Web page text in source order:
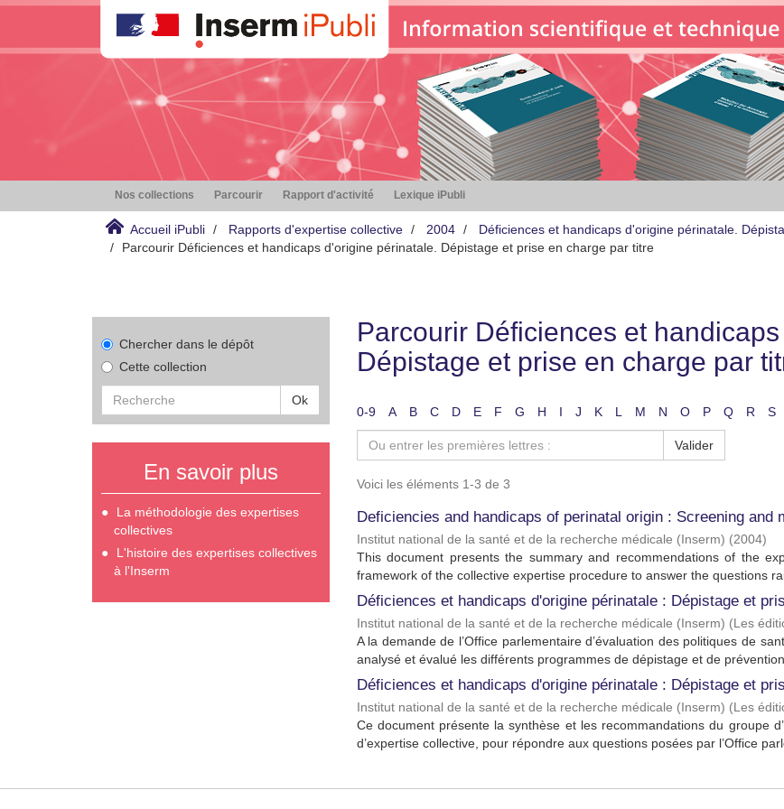
Nos collections Parcourir Rapport d'activité Lexique iPubli
Accueil iPubli Rapports d'expertise collective 2004
Déficiences et handicaps d'origine périnatale.
Parcourir Déficiences et handicaps d'origine périnatale. Dépistage et prise en charge par titre
Chercher dans le dépôt
Cette collection
Ok
En savoir plus
La méthodologie des expertises
collectives
L'histoire des expertises collectives
à l'Inserm
Parcourir Déficiences et
Dépistage et prise en charge par
0-9 A B C D E F G H I J K L M N O P Q R S
Valider
Voici les éléments 1-3 de 3
Deficiencies and handicaps of perinatal origin : Screening and
Institut national de la santé et de la recherche médicale (Inserm) (2004)
This document presents the summary and recommendations of the
framework of the collective expertise procedure to answer the questions
Déficiences et handicaps d'origine périnatale : Dépistage et
Institut national de la santé et de la recherche médicale (Inserm) (Les
A la demande de l’Office parlementaire d’évaluation des politiques de
analysé et évalué les différents programmes de dépistage et de prévention
Déficiences et handicaps d'origine périnatale : Dépistage et
Institut national de la santé et de la recherche médicale (Inserm) (Les
Ce document présente la synthèse et les recommandations du groupe
d’expertise collective, pour répondre aux questions posées par l’Office